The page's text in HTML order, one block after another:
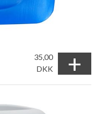
35,00
DKK
+